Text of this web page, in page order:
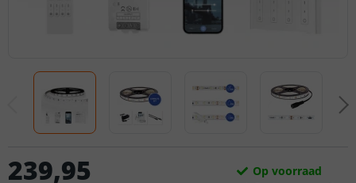
239,95
Op voorraad